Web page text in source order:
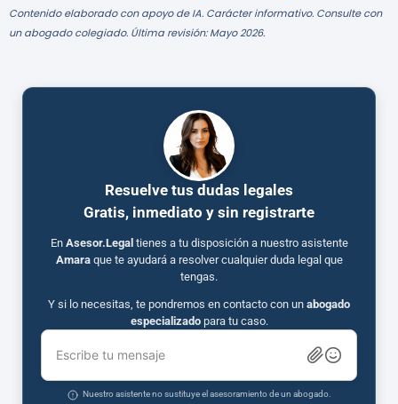
Contenido elaborado con apoyo de IA. Carácter informativo. Consulte con
un abogado colegiado. Última revisión: Mayo 2026.
Resuelve tus dudas legales
Gratis, inmediato y sin registrarte
En Asesor.Legal tienes a tu disposición a nuestro asistente
Amaraque te ayudará a resolver cualquier duda legal que
tengas.
Y si lo necesitas, te pondremos en contacto con un abogado
especializadopara tu caso.
Escribe tu mensaje
Nuestro asistente no sustituye el asesoramiento de un abogado.